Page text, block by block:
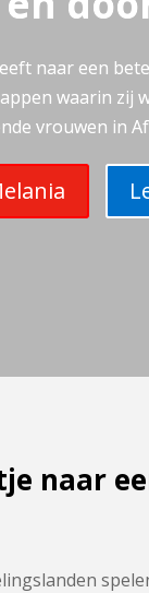
naar een
waarin zij
vrouwen in
naar